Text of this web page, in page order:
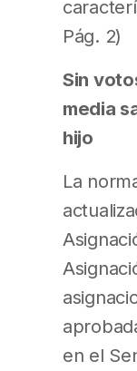
Pág. 2)
Sin
media
hijo
La
en el